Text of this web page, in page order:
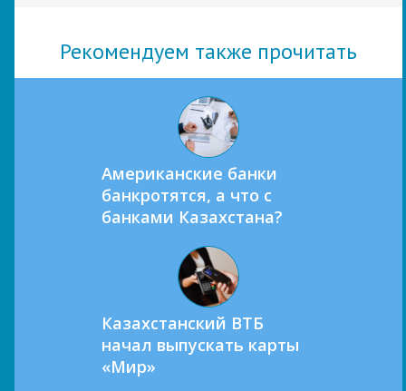
Рекомендуем также прочитать
Американские банки
банкротятся, а что с
банками Казахстана?
Казахстанский ВТБ
начал выпускать карты
«Мир»